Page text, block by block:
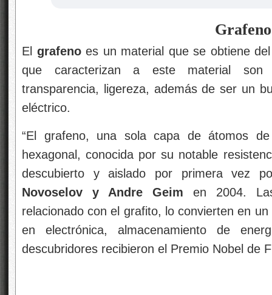
Grafeno
El grafenoes un material que se obtiene
que caracterizan a este material son
transparencia, ligereza, además de ser un
eléctrico.
“El grafeno, una sola capa de átomos
hexagonal, conocida por su notable
descubierto y aislado por primera vez
Novoselov y Andre Geim en 2004.
relacionado con el grafito, lo convierten en
en electrónica, almacenamiento de
descubridores recibieron el Premio Nobel de